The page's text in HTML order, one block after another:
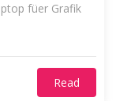
füer Grafik
Read